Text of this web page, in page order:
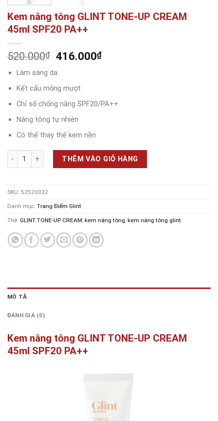
Kem nâng tông GLINT TONE-UP CREAM
45ml SPF20 PA++
520.000₫
Giá
là:
520.000₫.
416.000₫Giá
416.000₫.
Làm sáng da
Kết cấu mỏng mượt
Chỉ số chống nắng SPF20/PA++
Nâng tông tự nhiên
Có thể thay thế kem nền
Kem nâng tông GLINT TONE-UP CREAM 45ml SPF20 PA++ số lượng
THÊM VÀO GIỎ HÀNG
SKU: 52520032
Danh mục: Trang Điểm Glint
Thẻ: GLINT TONE-UP CREAM kem nâng tông kem nâng tông glint
MÔ TẢ
ĐÁNH GIÁ (0)
Kem nâng tông GLINT TONE-UP CREAM
45ml SPF20 PA++